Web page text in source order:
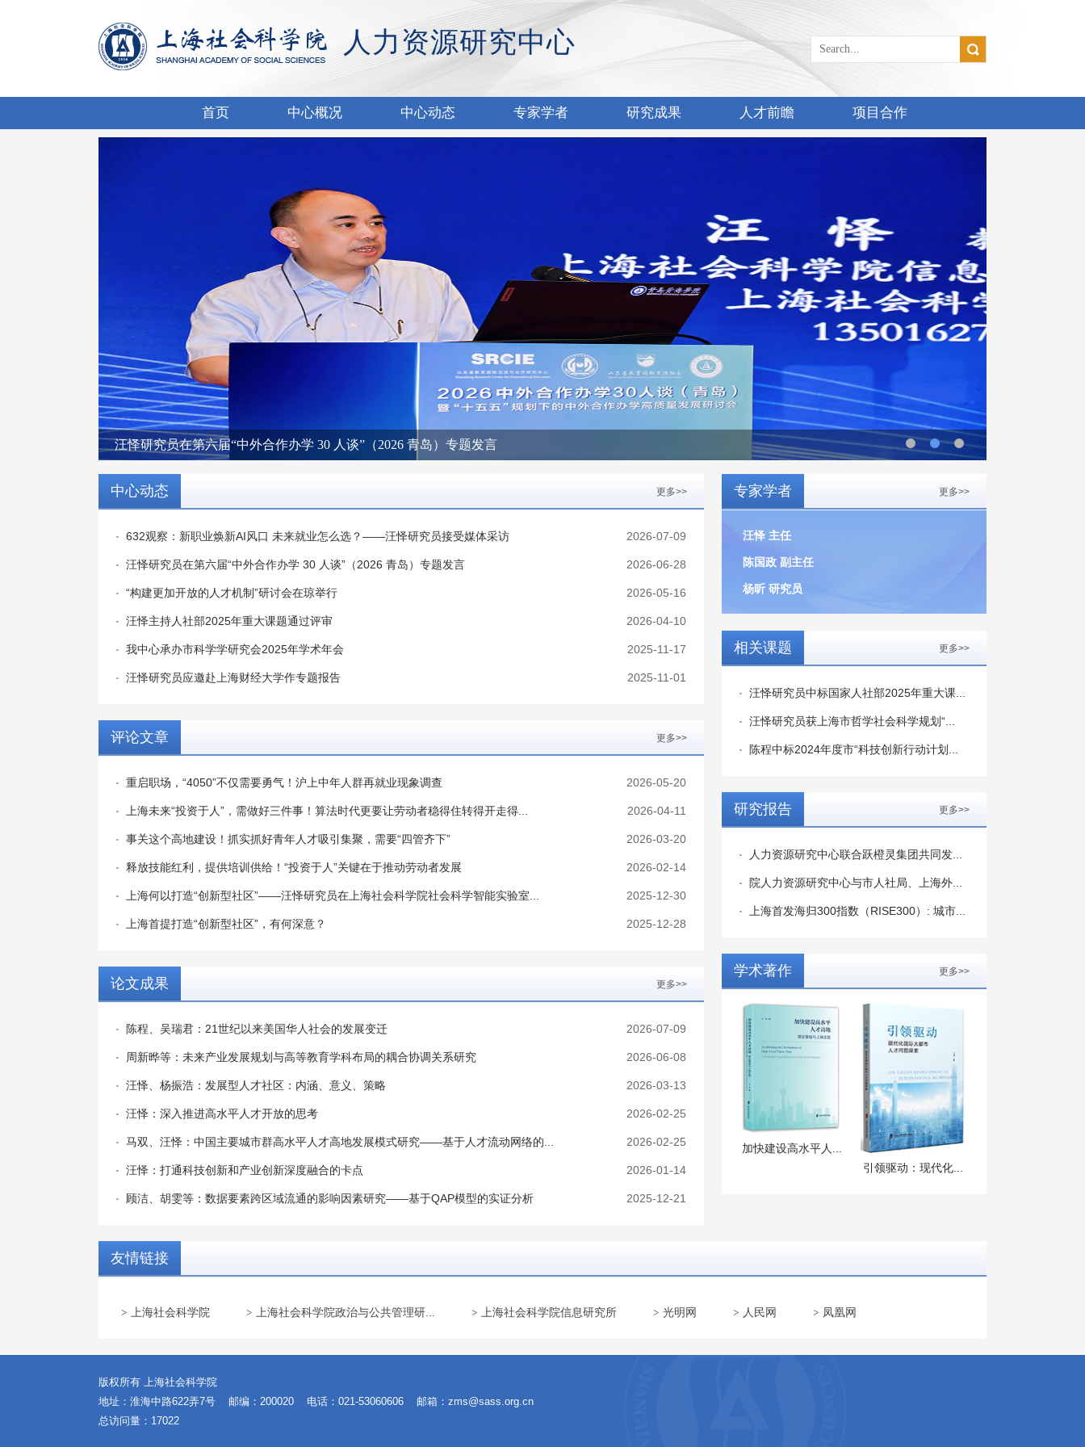
人力资源研究中心
首页 中心概况 中心动态 专家学者 研究成果 人才前瞻 项目合作
汪怿研究员在第六届“中外合作办学 30 人谈”（2026 青岛）专题发言
中心动态 更多>>
632观察：新职业焕新AI风口 未来就业怎么选？——汪怿研究员接受媒体采访 2026-07-09
汪怿研究员在第六届“中外合作办学 30 人谈”（2026 青岛）专题发言 2026-06-28
“构建更加开放的人才机制”研讨会在琼举行 2026-05-16
汪怿主持人社部2025年重大课题通过评审 2026-04-10
我中心承办市科学学研究会2025年学术年会 2025-11-17
汪怿研究员应邀赴上海财经大学作专题报告 2025-11-01
评论文章 更多>>
重启职场，“4050”不仅需要勇气！沪上中年人群再就业现象调查 2026-05-20
上海未来“投资于人”，需做好三件事！算法时代更要让劳动者稳得住转得开走得... 2026-04-11
事关这个高地建设！抓实抓好青年人才吸引集聚，需要“四管齐下” 2026-03-20
释放技能红利，提供培训供给！“投资于人”关键在于推动劳动者发展 2026-02-14
上海何以打造“创新型社区”——汪怿研究员在上海社会科学院社会科学智能实验室... 2025-12-30
上海首提打造“创新型社区”，有何深意？ 2025-12-28
论文成果 更多>>
陈程、吴瑞君：21世纪以来美国华人社会的发展变迁 2026-07-09
周新晔等：未来产业发展规划与高等教育学科布局的耦合协调关系研究 2026-06-08
汪怿、杨振浩：发展型人才社区：内涵、意义、策略 2026-03-13
汪怿：深入推进高水平人才开放的思考 2026-02-25
马双、汪怿：中国主要城市群高水平人才高地发展模式研究——基于人才流动网络的... 2026-02-25
汪怿：打通科技创新和产业创新深度融合的卡点 2026-01-14
顾洁、胡雯等：数据要素跨区域流通的影响因素研究——基于QAP模型的实证分析 2025-12-21
专家学者 更多>>
汪怿 主任
陈国政 副主任
杨昕 研究员
相关课题 更多>>
汪怿研究员中标国家人社部2025年重大课...
汪怿研究员获上海市哲学社会科学规划“...
陈程中标2024年度市“科技创新行动计划...
研究报告 更多>>
人力资源研究中心联合跃橙灵集团共同发...
院人力资源研究中心与市人社局、上海外...
上海首发海归300指数（RISE300）: 城市...
学术著作 更多>>
加快建设高水平人...
引领驱动：现代化...
友情链接
上海社会科学院 上海社会科学院政治与公共管理研... 上海社会科学院信息研究所 光明网 人民网 凤凰网
版权所有 上海社会科学院
地址：淮海中路622弄7号
邮编：200020 电话：021-53060606
邮箱：zms@sass.org.cn
总访问量： 17022